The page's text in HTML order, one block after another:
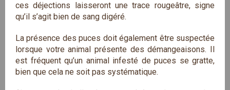
ces déjections laisseront une trace rougeâtre, signe
qu’il s’agit bien de sang digéré.
La présence des puces doit également être suspectée
lorsque votre animal présente des démangeaisons. Il
est fréquent qu’un animal infesté de puces se gratte,
bien que cela ne soit pas systématique.